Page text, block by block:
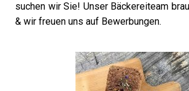
suchen wir Sie! Unser Bäckereiteam
& wir freuen uns auf Bewerbungen.